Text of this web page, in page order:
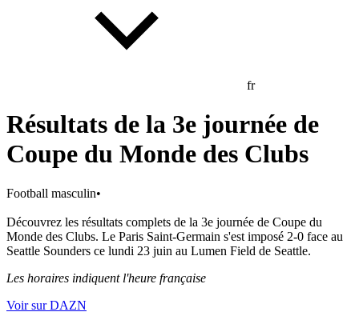
fr
Résultats de la 3e journée de
Coupe du Monde des Clubs
Football masculin•
Découvrez les résultats complets de la 3e journée de Coupe du
Monde des Clubs. Le Paris Saint-Germain s'est imposé 2-0 face au
Seattle Sounders ce lundi 23 juin au Lumen Field de Seattle.
Les horaires indiquent l'heure française
Voir sur DAZN